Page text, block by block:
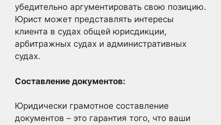
убедительно аргументировать свою позицию.
Юрист может представлять интересы
клиента в судах общей юрисдикции,
арбитражных судах и административных
судах.
Составление документов:
Юридически грамотное составление
документов – это гарантия того, что ваши